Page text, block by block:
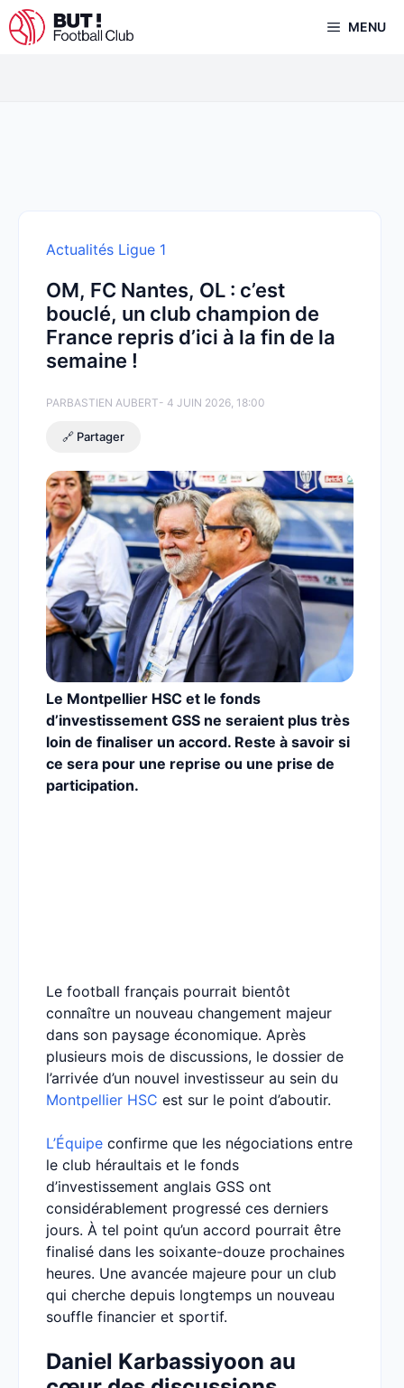
Aller
au
MENU
Actualités Ligue 1
OM, FC Nantes, OL : c’est
bouclé, un club champion de
France repris d’ici à la fin de la
semaine !
PARBASTIEN AUBERT- 4 JUIN 2026, 18:00
🔗 Partager
Le Montpellier HSC et le fonds
d’investissement GSS ne seraient plus très
loin de finaliser un accord. Reste à savoir si
ce sera pour une reprise ou une prise de
participation.
Le football français pourrait bientôt
connaître un nouveau changement majeur
dans son paysage économique. Après
plusieurs mois de discussions, le dossier de
l’arrivée d’un nouvel investisseur au sein du
Montpellier HSC est sur le point d’aboutir.
L’Équipe confirme que les négociations entre
le club héraultais et le fonds
d’investissement anglais GSS ont
considérablement progressé ces derniers
jours. À tel point qu’un accord pourrait être
finalisé dans les soixante-douze prochaines
heures. Une avancée majeure pour un club
qui cherche depuis longtemps un nouveau
souffle financier et sportif.
Daniel Karbassiyoon au